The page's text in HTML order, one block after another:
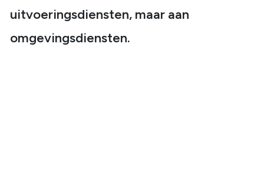
uitvoeringsdiensten, maar aan
omgevingsdiensten.